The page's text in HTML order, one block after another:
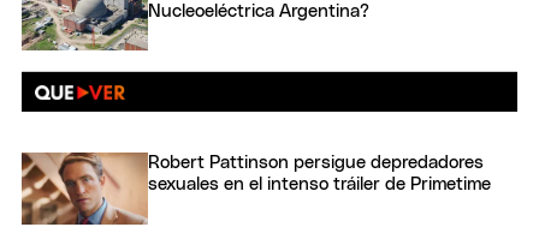
Nucleoeléctrica Argentina?
Robert Pattinson persigue depredadores
sexuales en el intenso tráiler de Primetime